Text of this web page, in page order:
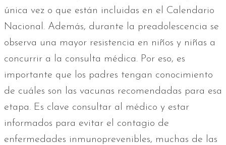
única vez o que están incluidas en el Calendario
Nacional. Además, durante la preadolescencia se
observa una mayor resistencia en niños y niñas a
concurrir a la consulta médica. Por eso, es
importante que los padres tengan conocimiento
de cuáles son las vacunas recomendadas para esa
etapa. Es clave consultar al médico y estar
informados para evitar el contagio de
enfermedades inmunoprevenibles, muchas de las